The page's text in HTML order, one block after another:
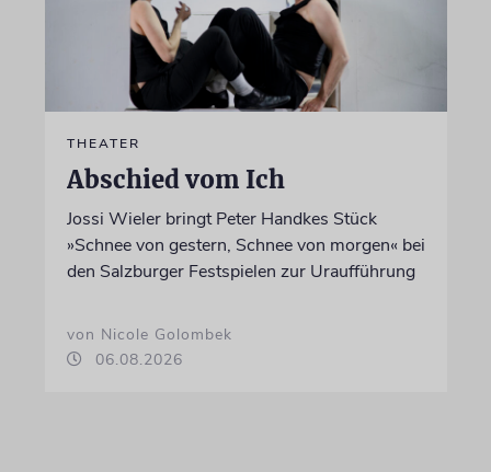
THEATER
Abschied vom Ich
Jossi Wieler bringt Peter Handkes Stück
»Schnee von gestern, Schnee von morgen« bei
den Salzburger Festspielen zur Uraufführung
von Nicole Golombek
06.08.2026